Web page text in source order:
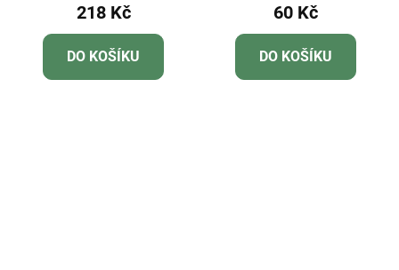
218 Kč
DO KOŠÍKU
60 Kč
DO KOŠÍKU